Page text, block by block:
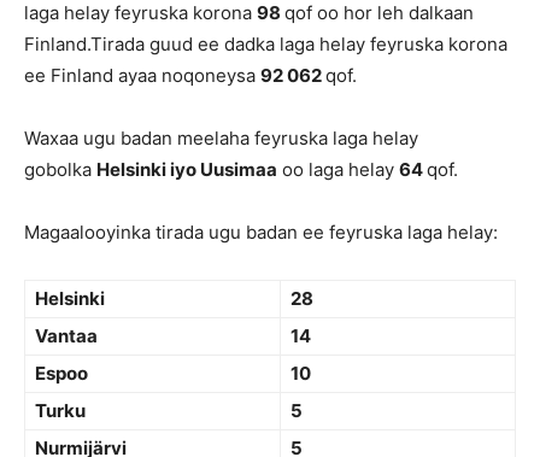
laga helay feyruska korona 98 qof oo hor leh dalkaan
Finland.Tirada guud ee dadka laga helay feyruska korona
ee Finland ayaa noqoneysa 92 062qof.
Waxaa ugu badan meelaha feyruska laga helay
gobolka Helsinki iyo Uusimaa oo laga helay 64qof.
Magaalooyinka tirada ugu badan ee feyruska laga helay:
Helsinki
28
Vantaa
14
Espoo
10
Turku
5
Nurmijärvi
5